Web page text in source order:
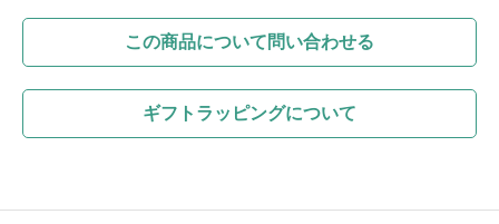
この商品について問い合わせる
ギフトラッピングについて